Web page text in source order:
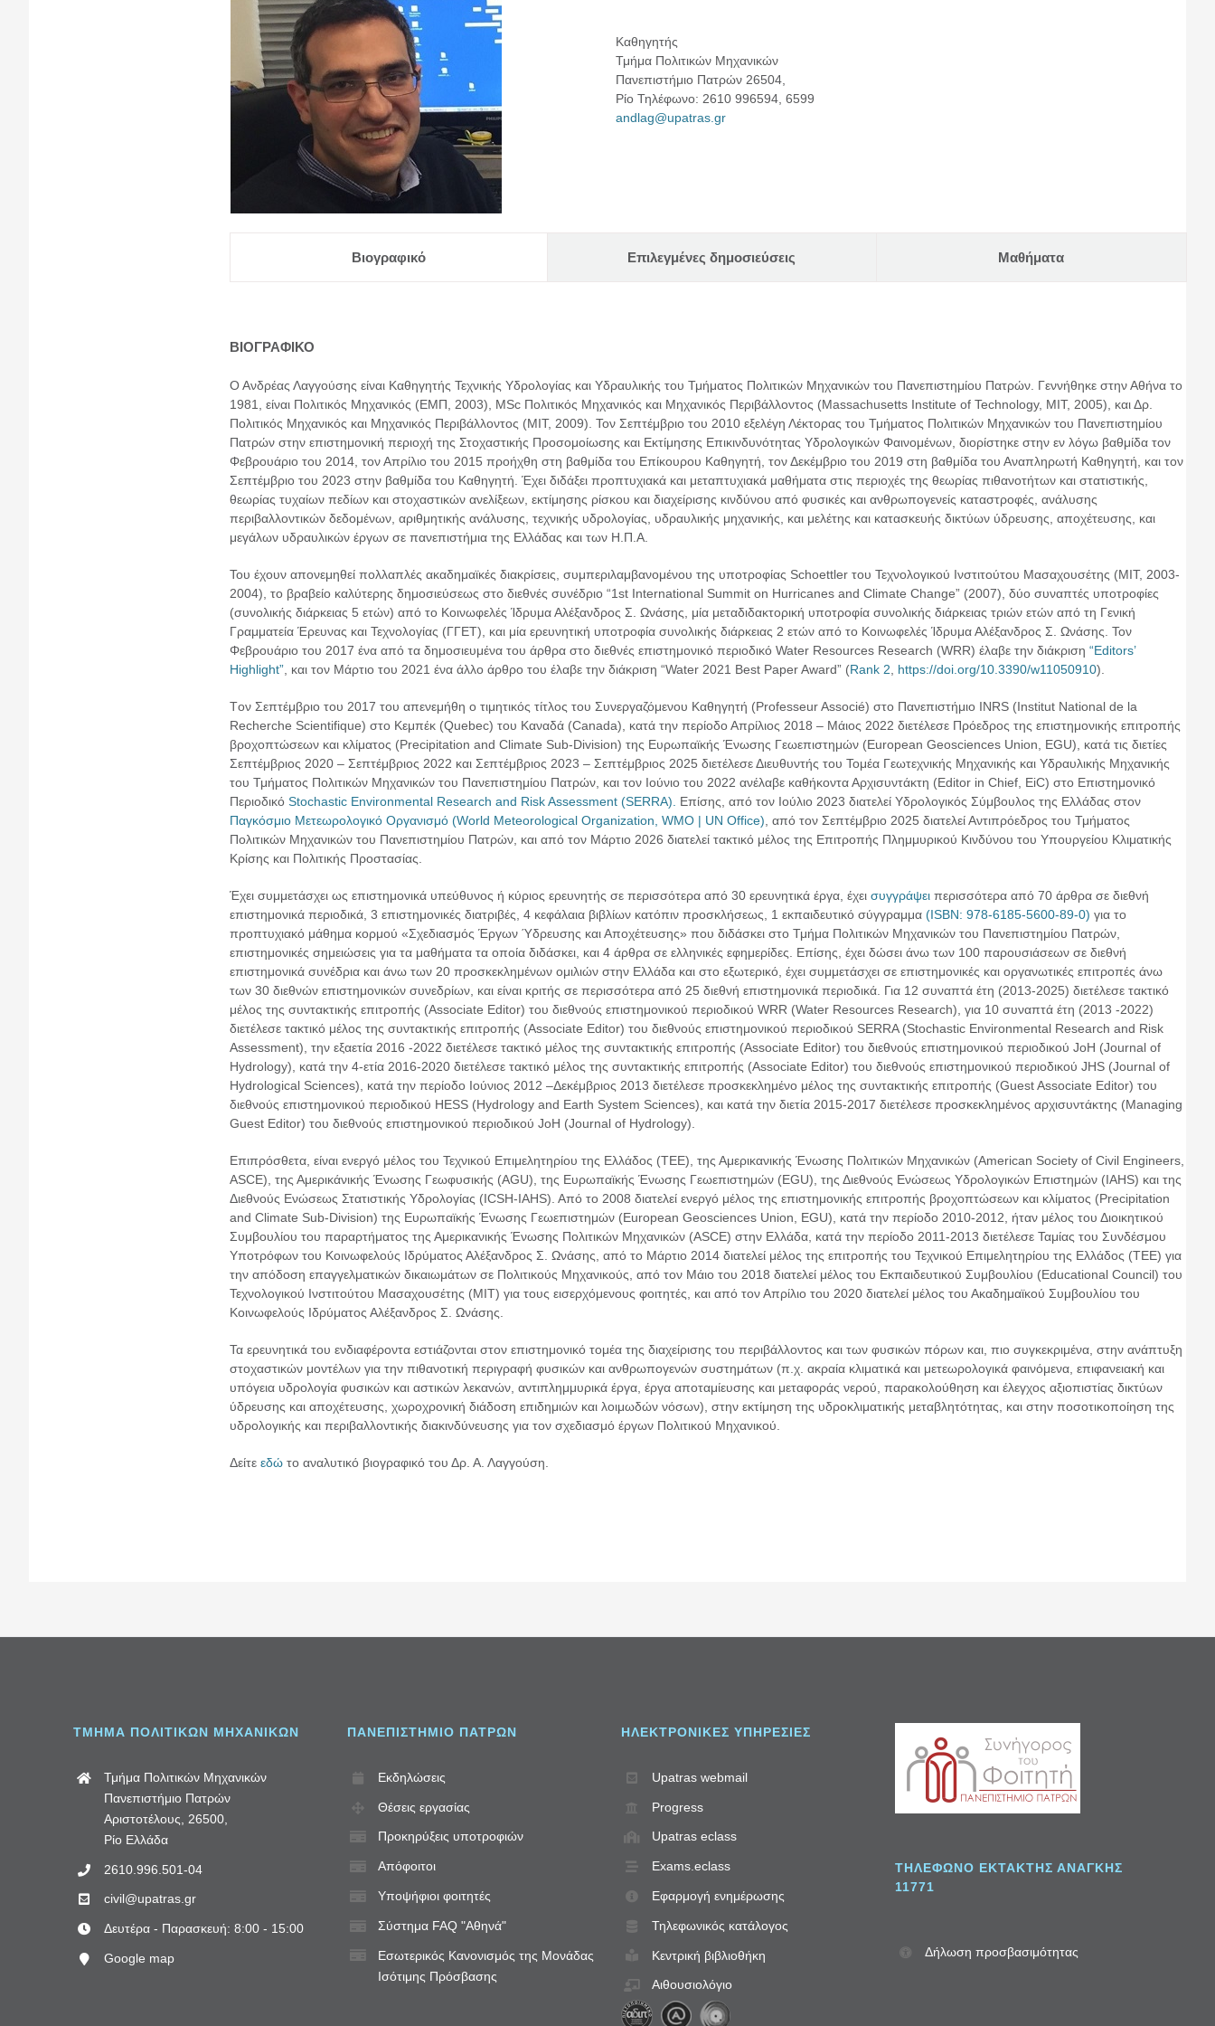
Καθηγητής
Τμήμα Πολιτικών Μηχανικών
Πανεπιστήμιο Πατρών 26504,
Ρίο Τηλέφωνο: 2610 996594, 6599
andlag@upatras.gr
Βιογραφικό Επιλεγμένες δημοσιεύσεις Μαθήματα
ΒΙΟΓΡΑΦΙΚΟ
Ο Ανδρέας Λαγγούσης είναι Καθηγητής Τεχνικής Υδρολογίας και Υδραυλικής του Τμήματος Πολιτικών Μηχανικών του Πανεπιστημίου Πατρών. Γεννήθηκε στην Αθήνα το
1981, είναι Πολιτικός Μηχανικός (ΕΜΠ, 2003), MSc Πολιτικός Μηχανικός και Μηχανικός Περιβάλλοντος (Massachusetts Institute of Technology, ΜΙΤ, 2005), και Δρ.
Πολιτικός Μηχανικός και Μηχανικός Περιβάλλοντος (ΜΙΤ, 2009). Τον Σεπτέμβριο του 2010 εξελέγη Λέκτορας του Τμήματος Πολιτικών Μηχανικών του Πανεπιστημίου
Πατρών στην επιστημονική περιοχή της Στοχαστικής Προσομοίωσης και Εκτίμησης Επικινδυνότητας Υδρολογικών Φαινομένων, διορίστηκε στην εν λόγω βαθμίδα τον
Φεβρουάριο του 2014, τον Απρίλιο του 2015 προήχθη στη βαθμίδα του Επίκουρου Καθηγητή, τον Δεκέμβριο του 2019 στη βαθμίδα του Αναπληρωτή Καθηγητή, και τον
Σεπτέμβριο του 2023 στην βαθμίδα του Καθηγητή. Έχει διδάξει προπτυχιακά και μεταπτυχιακά μαθήματα στις περιοχές της θεωρίας πιθανοτήτων και στατιστικής,
θεωρίας τυχαίων πεδίων και στοχαστικών ανελίξεων, εκτίμησης ρίσκου και διαχείρισης κινδύνου από φυσικές και ανθρωπογενείς καταστροφές, ανάλυσης
περιβαλλοντικών δεδομένων, αριθμητικής ανάλυσης, τεχνικής υδρολογίας, υδραυλικής μηχανικής, και μελέτης και κατασκευής δικτύων ύδρευσης, αποχέτευσης, και
μεγάλων υδραυλικών έργων σε πανεπιστήμια της Ελλάδας και των Η.Π.Α.
Του έχουν απονεμηθεί πολλαπλές ακαδημαϊκές διακρίσεις, συμπεριλαμβανομένου της υποτροφίας Schoettler του Τεχνολογικού Ινστιτούτου Μασαχουσέτης (ΜΙΤ, 2003-
2004), το βραβείο καλύτερης δημοσιεύσεως στο διεθνές συνέδριο “1st International Summit on Hurricanes and Climate Change” (2007), δύο συναπτές υποτροφίες
(συνολικής διάρκειας 5 ετών) από το Κοινωφελές Ίδρυμα Αλέξανδρος Σ. Ωνάσης, μία μεταδιδακτορική υποτροφία συνολικής διάρκειας τριών ετών από τη Γενική
Γραμματεία Έρευνας και Τεχνολογίας (ΓΓΕΤ), και μία ερευνητική υποτροφία συνολικής διάρκειας 2 ετών από το Κοινωφελές Ίδρυμα Αλέξανδρος Σ. Ωνάσης. Τον
Φεβρουάριο του 2017 ένα από τα δημοσιευμένα του άρθρα στο διεθνές επιστημονικό περιοδικό Water Resources Research (WRR) έλαβε την διάκριση “Editors’
Highlight”, και τον Μάρτιο του 2021 ένα άλλο άρθρο του έλαβε την διάκριση “Water 2021 Best Paper Award” (Rank 2 https://doi.org/10.3390/w11050910).
Tον Σεπτέμβριο του 2017 του απενεμήθη ο τιμητικός τίτλος του Συνεργαζόμενου Καθηγητή (Professeur Associé) στο Πανεπιστήμιο INRS (Institut National de la
Recherche Scientifique) στο Κεμπέκ (Quebec) του Καναδά (Canada), κατά την περίοδο Απρίλιος 2018 – Μάιος 2022 διετέλεσε Πρόεδρος της επιστημονικής επιτροπής
βροχοπτώσεων και κλίματος (Precipitation and Climate Sub-Division) της Ευρωπαϊκής Ένωσης Γεωεπιστημών (European Geosciences Union, EGU), κατά τις διετίες
Σεπτέμβριος 2020 – Σεπτέμβριος 2022 και Σεπτέμβριος 2023 – Σεπτέμβριος 2025 διετέλεσε Διευθυντής του Τομέα Γεωτεχνικής Μηχανικής και Υδραυλικής Μηχανικής
του Τμήματος Πολιτικών Μηχανικών του Πανεπιστημίου Πατρών, και τον Ιούνιο του 2022 ανέλαβε καθήκοντα Αρχισυντάκτη (Editor in Chief, EiC) στο Επιστημονικό
Περιοδικό Stochastic Environmental Research and Risk Assessment (SERRA).
Επίσης, από τον Ιούλιο 2023 διατελεί Υδρολογικός Σύμβουλος της Ελλάδας στον
Παγκόσμιο Μετεωρολογικό Οργανισμό (World Meteorological Organization, WMO | UN Office) , από τον Σεπτέμβριο 2025 διατελεί Αντιπρόεδρος του Τμήματος
Πολιτικών Μηχανικών του Πανεπιστημίου Πατρών, και από τον Μάρτιο 2026 διατελεί τακτικό μέλος της Επιτροπής Πλημμυρικού Κινδύνου του Υπουργείου Κλιματικής
Κρίσης και Πολιτικής Προστασίας.
Έχει συμμετάσχει ως επιστημονικά υπεύθυνος ή κύριος ερευνητής σε περισσότερα από 30 ερευνητικά έργα, έχει συγγράψειπερισσότερα από 70 άρθρα σε διεθνή
επιστημονικά περιοδικά, 3 επιστημονικές διατριβές, 4 κεφάλαια βιβλίων κατόπιν προσκλήσεως, 1 εκπαιδευτικό σύγγραμμα (ISBN: 978-6185-5600-89-0) για το
προπτυχιακό μάθημα κορμού «Σχεδιασμός Έργων Ύδρευσης και Αποχέτευσης» που διδάσκει στο Τμήμα Πολιτικών Μηχανικών του Πανεπιστημίου Πατρών,
επιστημονικές σημειώσεις για τα μαθήματα τα οποία διδάσκει, και 4 άρθρα σε ελληνικές εφημερίδες. Επίσης, έχει δώσει άνω των 100 παρουσιάσεων σε διεθνή
επιστημονικά συνέδρια και άνω των 20 προσκεκλημένων ομιλιών στην Ελλάδα και στο εξωτερικό, έχει συμμετάσχει σε επιστημονικές και οργανωτικές επιτροπές άνω
των 30 διεθνών επιστημονικών συνεδρίων, και είναι κριτής σε περισσότερα από 25 διεθνή επιστημονικά περιοδικά. Για 12 συναπτά έτη (2013-2025) διετέλεσε τακτικό
μέλος της συντακτικής επιτροπής (Associate Editor) του διεθνούς επιστημονικού περιοδικού WRR (Water Resources Research), για 10 συναπτά έτη (2013 -2022)
διετέλεσε τακτικό μέλος της συντακτικής επιτροπής (Associate Editor) του διεθνούς επιστημονικού περιοδικού SERRA (Stochastic Environmental Research and Risk
Assessment), την εξαετία 2016 -2022 διετέλεσε τακτικό μέλος της συντακτικής επιτροπής (Associate Editor) του διεθνούς επιστημονικού περιοδικού JoH (Journal of
Hydrology), κατά την 4-ετία 2016-2020 διετέλεσε τακτικό μέλος της συντακτικής επιτροπής (Associate Editor) του διεθνούς επιστημονικού περιοδικού JHS (Journal of
Hydrological Sciences), κατά την περίοδο Ιούνιος 2012 –Δεκέμβριος 2013 διετέλεσε προσκεκλημένο μέλος της συντακτικής επιτροπής (Guest Associate Editor) του
διεθνούς επιστημονικού περιοδικού HESS (Hydrology and Earth System Sciences), και κατά την διετία 2015-2017 διετέλεσε προσκεκλημένος αρχισυντάκτης (Managing
Guest Editor) του διεθνούς επιστημονικού περιοδικού JoH (Journal of Hydrology).
Επιπρόσθετα, είναι ενεργό μέλος του Τεχνικού Επιμελητηρίου της Ελλάδος (ΤΕΕ), της Αμερικανικής Ένωσης Πολιτικών Μηχανικών (American Society of Civil Engineers,
ASCE), της Αμερικάνικής Ένωσης Γεωφυσικής (AGU), της Ευρωπαϊκής Ένωσης Γεωεπιστημών (EGU), της Διεθνούς Ενώσεως Υδρολογικών Επιστημών (IAHS) και της
Διεθνούς Ενώσεως Στατιστικής Υδρολογίας (ICSH-IAHS). Από το 2008 διατελεί ενεργό μέλος της επιστημονικής επιτροπής βροχοπτώσεων και κλίματος (Precipitation
and Climate Sub-Division) της Ευρωπαϊκής Ένωσης Γεωεπιστημών (European Geosciences Union, EGU), κατά την περίοδο 2010-2012, ήταν μέλος του Διοικητικού
Συμβουλίου του παραρτήματος της Αμερικανικής Ένωσης Πολιτικών Μηχανικών (ASCE) στην Ελλάδα, κατά την περίοδο 2011-2013 διετέλεσε Ταμίας του Συνδέσμου
Υποτρόφων του Κοινωφελούς Ιδρύματος Αλέξανδρος Σ. Ωνάσης, από το Μάρτιο 2014 διατελεί μέλος της επιτροπής του Τεχνικού Επιμελητηρίου της Ελλάδος (ΤΕΕ) για
την απόδοση επαγγελματικών δικαιωμάτων σε Πολιτικούς Μηχανικούς, από τον Μάιο του 2018 διατελεί μέλος του Εκπαιδευτικού Συμβουλίου (Educational Council) του
Τεχνολογικού Ινστιτούτου Μασαχουσέτης (ΜΙΤ) για τους εισερχόμενους φοιτητές, και από τον Απρίλιο του 2020 διατελεί μέλος του Ακαδημαϊκού Συμβουλίου του
Κοινωφελούς Ιδρύματος Αλέξανδρος Σ. Ωνάσης.
Τα ερευνητικά του ενδιαφέροντα εστιάζονται στον επιστημονικό τομέα της διαχείρισης του περιβάλλοντος και των φυσικών πόρων και, πιο συγκεκριμένα, στην ανάπτυξη
στοχαστικών μοντέλων για την πιθανοτική περιγραφή φυσικών και ανθρωπογενών συστημάτων (π.χ. ακραία κλιματικά και μετεωρολογικά φαινόμενα, επιφανειακή και
υπόγεια υδρολογία φυσικών και αστικών λεκανών, αντιπλημμυρικά έργα, έργα αποταμίευσης και μεταφοράς νερού, παρακολούθηση και έλεγχος αξιοπιστίας δικτύων
ύδρευσης και αποχέτευσης, χωροχρονική διάδοση επιδημιών και λοιμωδών νόσων), στην εκτίμηση της υδροκλιματικής μεταβλητότητας, και στην ποσοτικοποίηση της
υδρολογικής και περιβαλλοντικής διακινδύνευσης για τον σχεδιασμό έργων Πολιτικού Μηχανικού.
Δείτε εδώτο αναλυτικό βιογραφικό του Δρ. Α. Λαγγούση.
ΤΜΗΜΑ ΠΟΛΙΤΙΚΩΝ ΜΗΧΑΝΙΚΩΝ
Τμήμα Πολιτικών Μηχανικών
Πανεπιστήμιο Πατρών
Αριστοτέλους, 26500,
Ρίο Ελλάδα
2610.996.501-04
civil@upatras.gr
Δευτέρα - Παρασκευή: 8:00 - 15:00
Google map
ΠΑΝΕΠΙΣΤΗΜΙΟ ΠΑΤΡΩΝ
Εκδηλώσεις
Θέσεις εργασίας
Προκηρύξεις υποτροφιών
Απόφοιτοι
Υποψήφιοι φοιτητές
Σύστημα FAQ "Αθηνά"
Εσωτερικός Κανονισμός της Μονάδας
Ισότιμης Πρόσβασης
ΗΛΕΚΤΡΟΝΙΚΈΣ ΥΠΗΡΕΣΊΕΣ
Upatras webmail
Progress
Upatras eclass
Exams.eclass
Εφαρμογή ενημέρωσης
Τηλεφωνικός κατάλογος
Κεντρική βιβλιοθήκη
Αιθουσιολόγιο
ΤΗΛΈΦΩΝΟ ΈΚΤΑΚΤΗΣ ΑΝΆΓΚΗΣ
11771
Δήλωση προσβασιμότητας